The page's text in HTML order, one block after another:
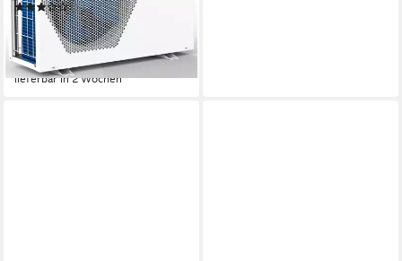
(6)
583,08 € UVP999,00 €
16,93 €
mtl. in 48 Raten
-42%
lieferbar in 2 Wochen